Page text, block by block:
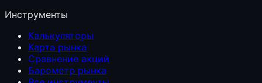
Инструменты
Калькуляторы
Карта рынка
Сравнение акций
Барометр рынка